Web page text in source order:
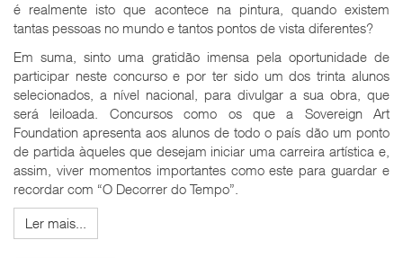
é realmente isto que acontece na pintura, quando existem
tantas pessoas no mundo e tantos pontos de vista diferentes?
Em suma, sinto uma gratidão imensa pela oportunidade de
participar neste concurso e por ter sido um dos trinta alunos
selecionados, a nível nacional, para divulgar a sua obra, que
será leiloada. Concursos como os que a Sovereign Art
Foundation apresenta aos alunos de todo o país dão um ponto
de partida àqueles que desejam iniciar uma carreira artística e,
assim, viver momentos importantes como este para guardar e
recordar com “O Decorrer do Tempo”.
Ler mais...